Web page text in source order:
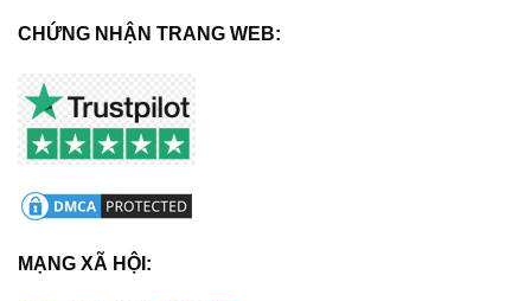
CHỨNG NHẬN TRANG WEB:
MẠNG XÃ HỘI: